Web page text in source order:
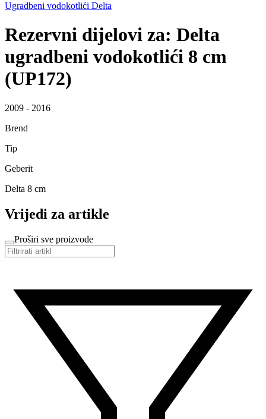
Ugradbeni vodokotlići Delta
Rezervni dijelovi za: Delta
ugradbeni vodokotlići 8 cm
(UP172)
2009 - 2016
Brend
Tip
Geberit
Delta 8 cm
Vrijedi za artikle
Proširi sve proizvode